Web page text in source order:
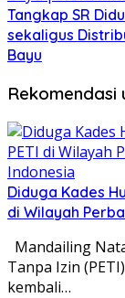
Tangkap SR
sekaligus
Bayu
Rekomendasi
Diduga Kades
di Wilayah
Mandailing
Tanpa Izin
kembali…